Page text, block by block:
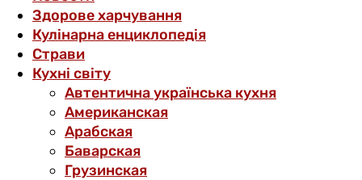
Здорове харчування
Кулінарна енциклопедія
Страви
Кухні світу
Автентична українська кухня
Американская
Арабская
Баварская
Грузинская